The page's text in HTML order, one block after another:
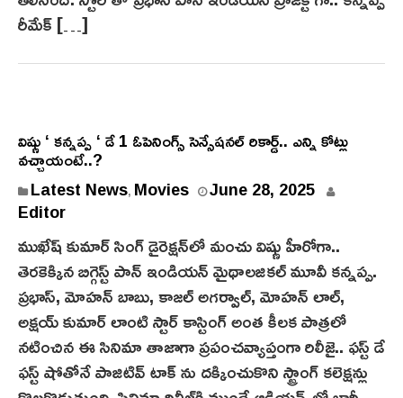
5
రీమేక్ […]
విష్ణు ‘ కన్నప్ప ‘ డే 1 ఓపెనింగ్స్ సెన్సేషనల్ రికార్డ్.. ఎన్ని కోట్లు
వ‌చ్చాయంటే..?
Latest News, Movies June 28, 2025J
n
e
2
8
,
2
0
2
Editor
ముఖేష్ కుమార్ సింగ్ డైరెక్షన్‌లో మంచు విష్ణు హీరోగా..
తెర‌కెక్కిన బిగ్గెస్ట్ పాన్ ఇండియన్ మైథాలజికల్ మూవీ కన్నప్ప.
ప్రభాస్, మోహన్ బాబు, కాజల్ అగర్వాల్, మోహన్ లాల్,
అక్షయ్ కుమార్ లాంటి స్టార్ కాస్టింగ్ అంత కీలక పాత్రలో
నటించిన ఈ సినిమా తాజాగా ప్రపంచవ్యాప్తంగా రిలీజై.. ఫస్ట్ డే
ఫస్ట్ షోతోనే పాజిటివ్ టాక్ ను దక్కించుకొని స్ట్రాంగ్ కలెక్షన్లు